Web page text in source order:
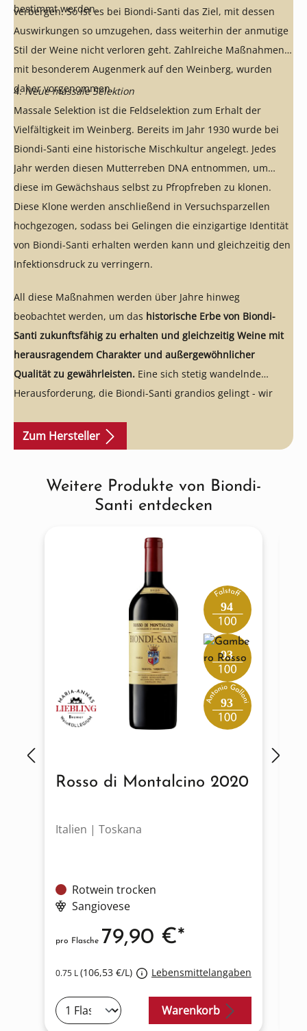
bestimmt werden.
verbergen. So ist es bei Biondi-Santi das Ziel, mit dessen
Auswirkungen so umzugehen, dass weiterhin der anmutige
Stil der Weine nicht verloren geht. Zahlreiche Maßnahmen
mit besonderem Augenmerk auf den Weinberg, wurden
daher vorgenommen.
4.Neue massale Selektion
Massale Selektion ist die Feldselektion zum Erhalt der
Vielfältigkeit im Weinberg. Bereits im Jahr 1930 wurde bei
Biondi-Santi eine historische Mischkultur angelegt. Jedes
Jahr werden diesen Mutterreben DNA entnommen, um
diese im Gewächshaus selbst zu Pfropfreben zu klonen.
Diese Klone werden anschließend in Versuchsparzellen
hochgezogen, sodass bei Gelingen die einzigartige Identität
von Biondi-Santi erhalten werden kann und gleichzeitig den
Infektionsdruck zu verringern.
All diese Maßnahmen werden über Jahre hinweg
beobachtet werden, um das historische Erbe von Biondi-
Santi zukunftsfähig zu erhalten und gleichzeitig Weine mit
herausragendem Charakter und außergewöhnlicher
Qualität zu gewährleisten. Eine sich stetig wandelnde
Herausforderung, die Biondi-Santi grandios gelingt - wir
Zum Hersteller
Produktgalerie überspringen
Weitere Produkte von Biondi-
Santi entdecken
94
93
93
Rosso di Montalcino 2020
Italien | Toskana
Rotwein trocken
Sangiovese
0.75 L(106,53 €/L) Lebensmittelangaben
pro Flasche 79,90 €*
Warenkorb